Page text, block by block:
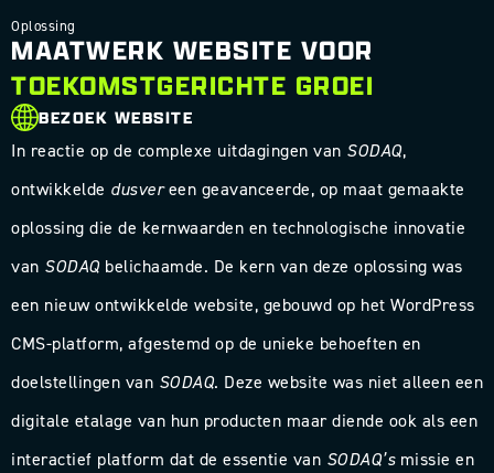
Oplossing
MAATWERK WEBSITE VOOR
TOEKOMSTGERICHTE GROEI
BEZOEK WEBSITE
In reactie op de complexe uitdagingen van SODAQ,
ontwikkelde dusvereen geavanceerde, op maat gemaakte
oplossing die de kernwaarden en technologische innovatie
van SODAQ belichaamde. De kern van deze oplossing was
een nieuw ontwikkelde website, gebouwd op het WordPress
CMS-platform, afgestemd op de unieke behoeften en
doelstellingen van SODAQ. Deze website was niet alleen een
digitale etalage van hun producten maar diende ook als een
interactief platform dat de essentie van SODAQ’smissie en